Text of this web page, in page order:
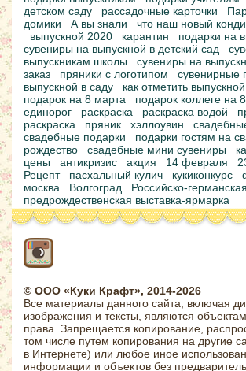
детском саду
рассадочные карточки
домики
А вы знали
что наш новый
выпускной 2020
карантин
подарки на
сувениры на выпускной в детский сад
выпускникам школы
сувениры на
заказ
пряники с логотипом
сувенирные
выпускной в саду
как отметить выпускной
подарок на 8 марта
подарок коллеге на
единорог
раскраска раскраска водой
раскраска
пряник хэллоувин
свадебные подарки
подарки гостям на
рождество
свадебные мини сувениры
цены
антикризис акция 14 февраля
Рецепт
пасхальный кулич кукиконкурс
москва
Волгоград
Российско-германская
предрождественская выставка-ярмарка
© ООО «Куки Крафт», 2014-2026
Все материалы данного сайта, включая
изображения и тексты, являются
права. Запрещается копирование,
том числе путем копирования на другие
в Интернете) или любое иное
информации и объектов без